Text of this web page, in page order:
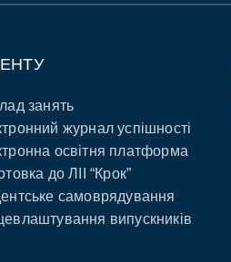
занять
журнал успішності
освітня платформа
до ЛІІ “Крок”
самоврядування
випускників